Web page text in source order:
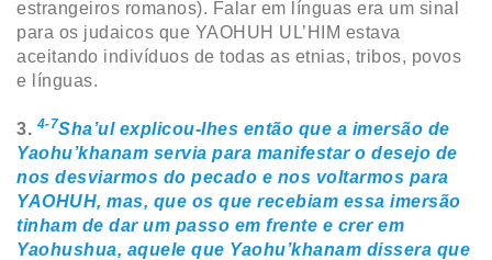
estrangeiros romanos). Falar em línguas era um sinal
para os judaicos que YAOHUH UL’HIM estava
aceitando indivíduos de todas as etnias, tribos, povos
e línguas.
3. 4-7Sha’ul explicou-lhes então que a imersão de
Yaohu’khanam servia para manifestar o desejo de
nos desviarmos do pecado e nos voltarmos para
YAOHUH, mas, que os que recebiam essa imersão
tinham de dar um passo em frente e crer em
Yaohushua, aquele que Yaohu’khanam dissera que